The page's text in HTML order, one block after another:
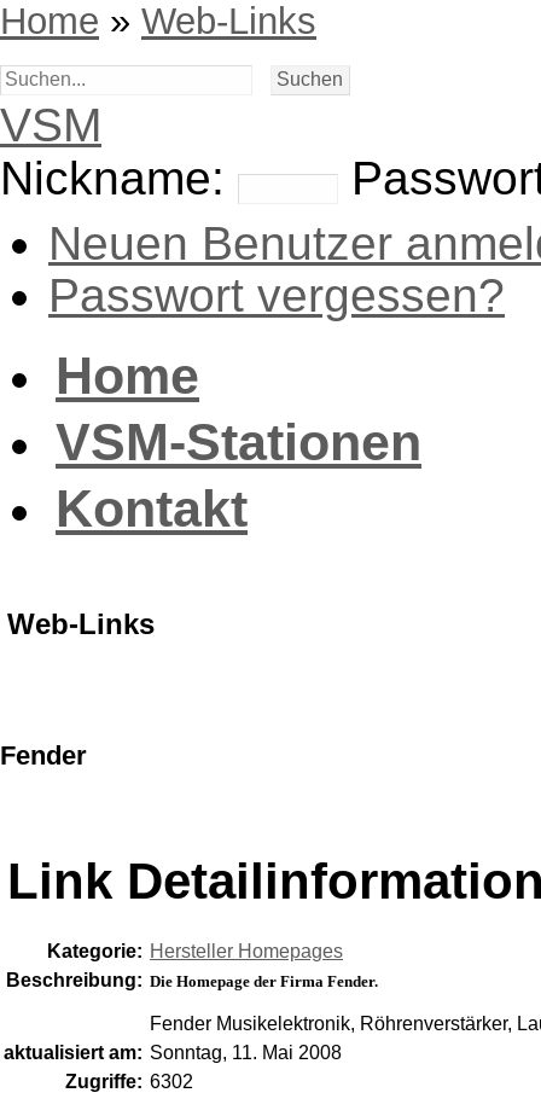
Home » Web-Links
VSM
Nickname:
Neuen Benutzer
Passwort vergessen?
Home
VSM-Stationen
Kontakt
Web-Links
Fender
Link
Kategorie: Hersteller Homepages
Beschreibung: Die Homepage der Firma Fender.
Fender Musikelektronik, Röhrenverstärker,
aktualisiert am: Sonntag, 11. Mai 2008
Zugriffe: 6302